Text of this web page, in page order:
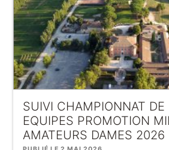
SUIVI CHAMPIONNAT DE
EQUIPES PROMOTION
AMATEURS DAMES 2026